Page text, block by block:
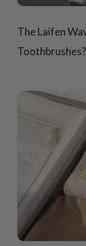
The Laifen
Toothbrushes?